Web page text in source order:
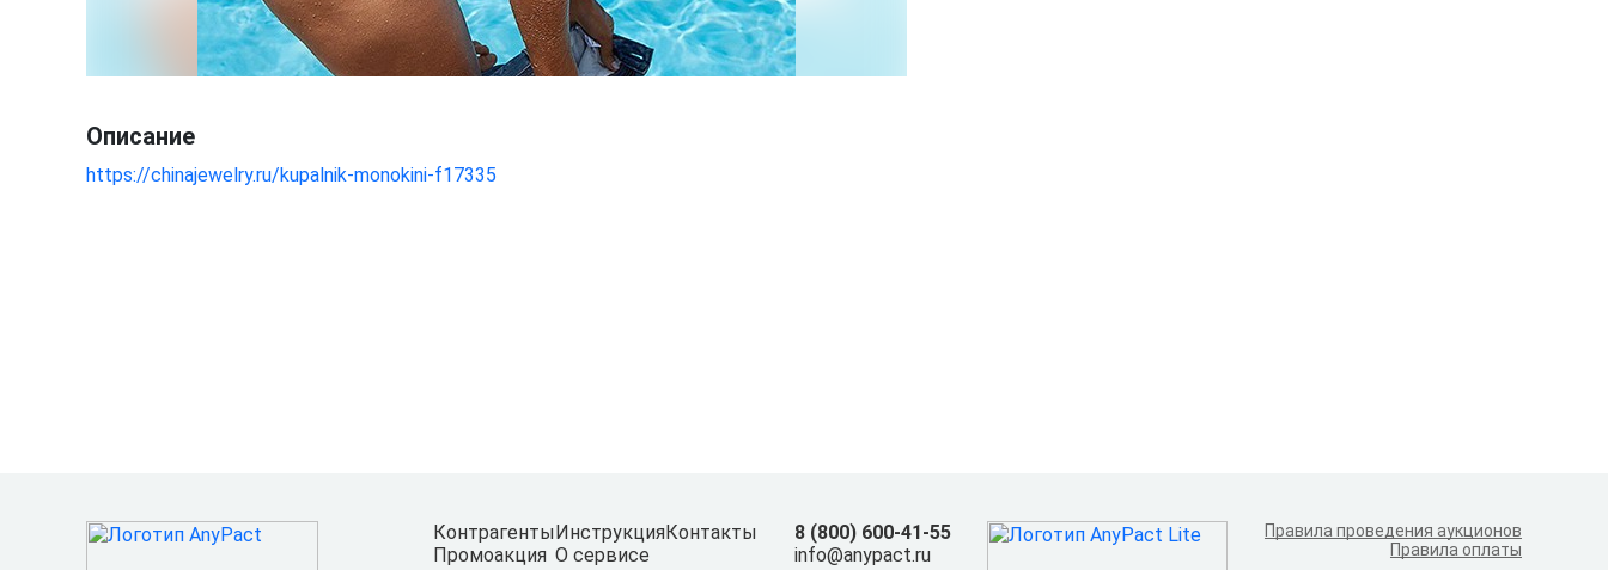
Описание
https://chinajewelry.ru/kupalnik-monokini-f17335
Контрагенты
Промоакция
Инструкция
О сервисе
Контакты
8 (800) 600-41-55
info@anypact.ru
Правила проведения аукционов
Правила оплаты